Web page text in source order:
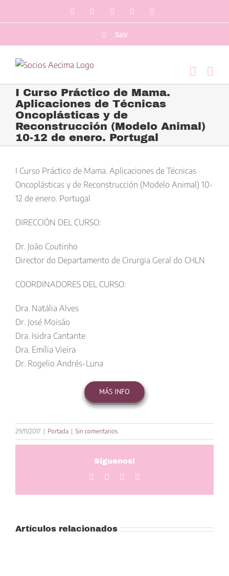
al
FacebookLinkedInTwitterYouTubeCorreo
Salir
I Curso Práctico de Mama.
Aplicaciones de Técnicas
Oncoplásticas y de
Reconstrucción (Modelo Animal)
10-12 de enero. Portugal
imagen
más
grande
I Curso Práctico de Mama. Aplicaciones de Técnicas
Oncoplásticas y de Reconstrucción (Modelo Animal) 10-
12 de enero. Portugal
DIRECCIÓN DEL CURSO:
Dr. João Coutinho
Director do Departamento de Cirurgia Geral do CHLN
COORDINADORES DEL CURSO:
Dra. Natália Alves
Dr. José Moisão
Dra. Isidra Cantante
Dra. Emília Vieira
Dr. Rogelio Andrés-Luna
MÁS INFO
29/11/2017 | Portada | Sin comentarios
Síguenos!
Facebook
TwitterLinkedIn
Artículos relacionados